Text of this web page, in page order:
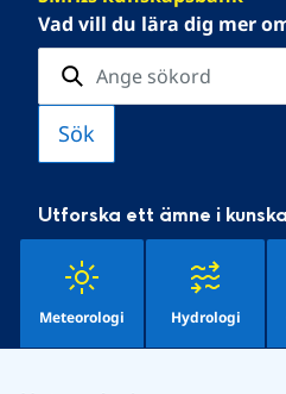
Vad vill du lära dig mer
Utforska ett ämne i
Meteorologi Hydrologi